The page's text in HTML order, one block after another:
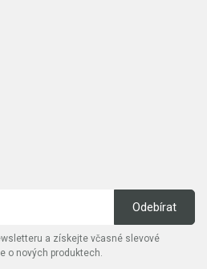
a získejte včasné slevové
o nových produktech.